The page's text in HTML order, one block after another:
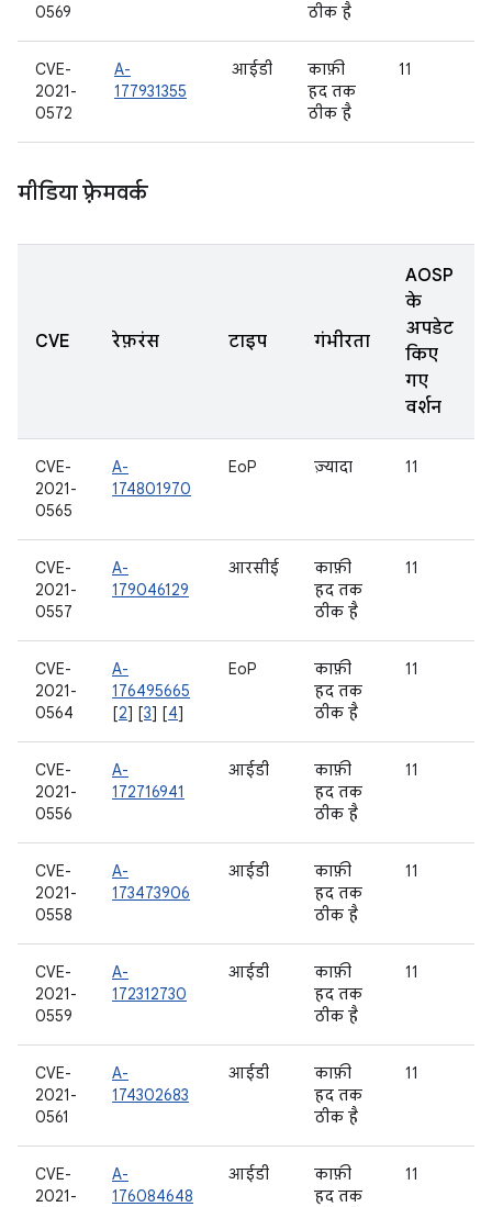
0569 ठीक है
CVE-
2021-
0572
A-
177931355
आईडी
काफ़ी
हद तक
ठीक है
11
मीडिया फ़्रेमवर्क
CVE रेफ़रंस टाइप गंभीरता
AOSP
के
अपडेट
किए
गए
वर्शन
CVE-
2021-
0565
A-
174801970
EoP ज़्यादा 11
CVE-
2021-
0557
A-
179046129
आरसीई
काफ़ी
हद तक
ठीक है
11
CVE-
2021-
0564
A-
176495665
[2] [3] [4]
EoP
काफ़ी
हद तक
ठीक है
11
CVE-
2021-
0556
A-
172716941
आईडी
काफ़ी
हद तक
ठीक है
11
CVE-
2021-
0558
A-
173473906
आईडी
काफ़ी
हद तक
ठीक है
11
CVE-
2021-
0559
A-
172312730
आईडी
काफ़ी
हद तक
ठीक है
11
CVE-
2021-
0561
A-
174302683
आईडी
काफ़ी
हद तक
ठीक है
11
CVE-
2021-
A-
176084648
आईडी
काफ़ी
हद तक
11